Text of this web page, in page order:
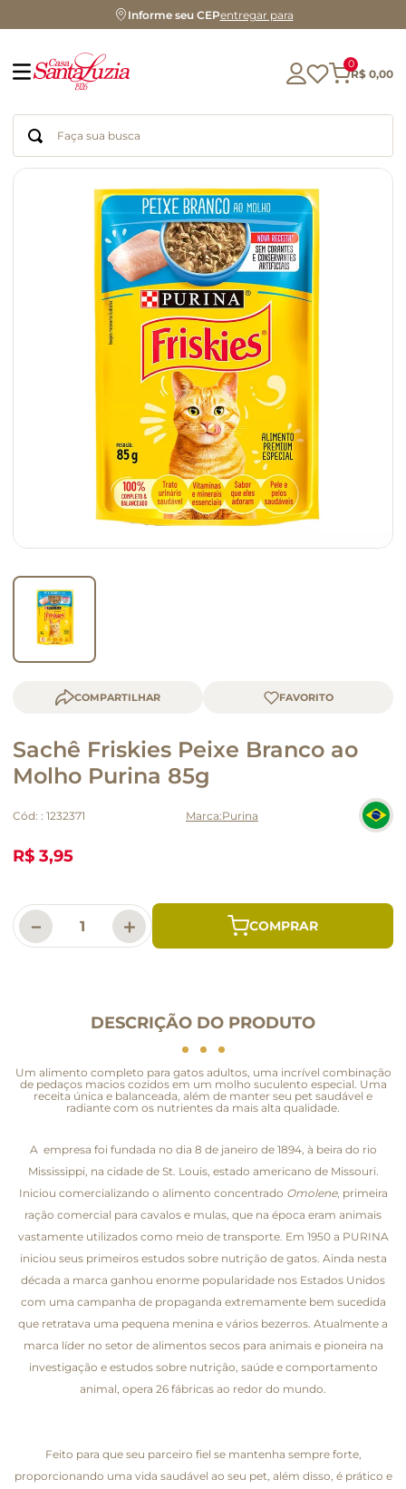
Informe seu CEPentregar para
0
R$ 0,00
Faça sua busca
COMPARTILHAR
Sachê Friskies Peixe Branco ao
Molho Purina 85g
Cód: : 1232371 Purina
R$ 3,95
＋
－
DESCRIÇÃO DO PRODUTO
Um alimento completo para gatos adultos, uma incrível combinação
de pedaços macios cozidos em um molho suculento especial. Uma
receita única e balanceada, além de manter seu pet saudável e
radiante com os nutrientes da mais alta qualidade.
A empresa foi fundada no dia 8 de janeiro de 1894, à beira do rio
Mississippi, na cidade de St. Louis, estado americano de Missouri.
Iniciou comercializando o alimento concentrado Omolene, primeira
ração comercial para cavalos e mulas, que na época eram animais
vastamente utilizados como meio de transporte. Em 1950 a PURINA
iniciou seus primeiros estudos sobre nutrição de gatos. Ainda nesta
década a marca ganhou enorme popularidade nos Estados Unidos
com uma campanha de propaganda extremamente bem sucedida
que retratava uma pequena menina e vários bezerros. Atualmente a
marca líder no setor de alimentos secos para animais e pioneira na
investigação e estudos sobre nutrição, saúde e comportamento
animal, opera 26 fábricas ao redor do mundo.
Feito para que seu parceiro fiel se mantenha sempre forte,
proporcionando uma vida saudável ao seu pet, além disso, é prático e
Termos mais buscados